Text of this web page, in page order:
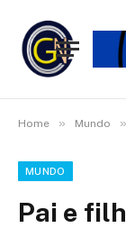
Home » Mundo »
MUNDO
Pai e